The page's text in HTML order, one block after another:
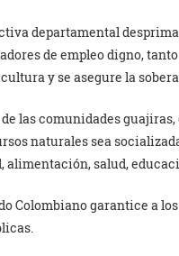
departamental
de empleo digno,
y se asegure la
las comunidades
naturales sea
alimentación, salud,
Colombiano garantice a